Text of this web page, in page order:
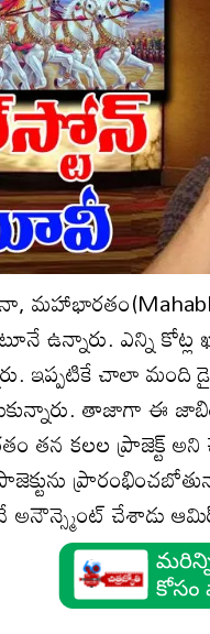
ఉన్నారు. ఎన్ని
ఇప్పటికే చాలా మంది
తాజాగా ఈ
కలల ప్రాజెక్ట్ అని
చేశాడు